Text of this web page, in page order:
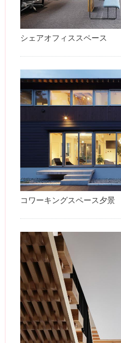
シェアオフィススペース
コワーキングスペース夕景